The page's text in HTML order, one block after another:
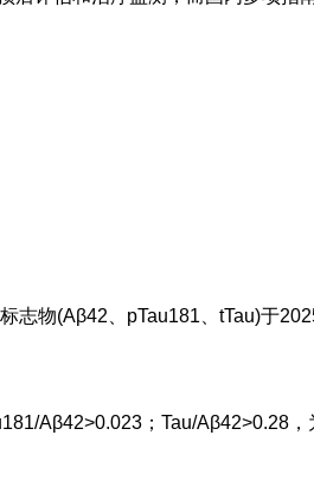
志物(Aβ42、pTau181、tTau)于
Aβ42>0.023；Tau/Aβ42>0.28